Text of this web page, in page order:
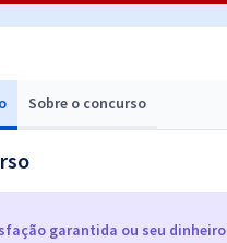
Sobre o concurso
garantida ou seu